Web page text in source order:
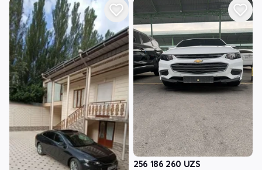
256 186 260 UZS